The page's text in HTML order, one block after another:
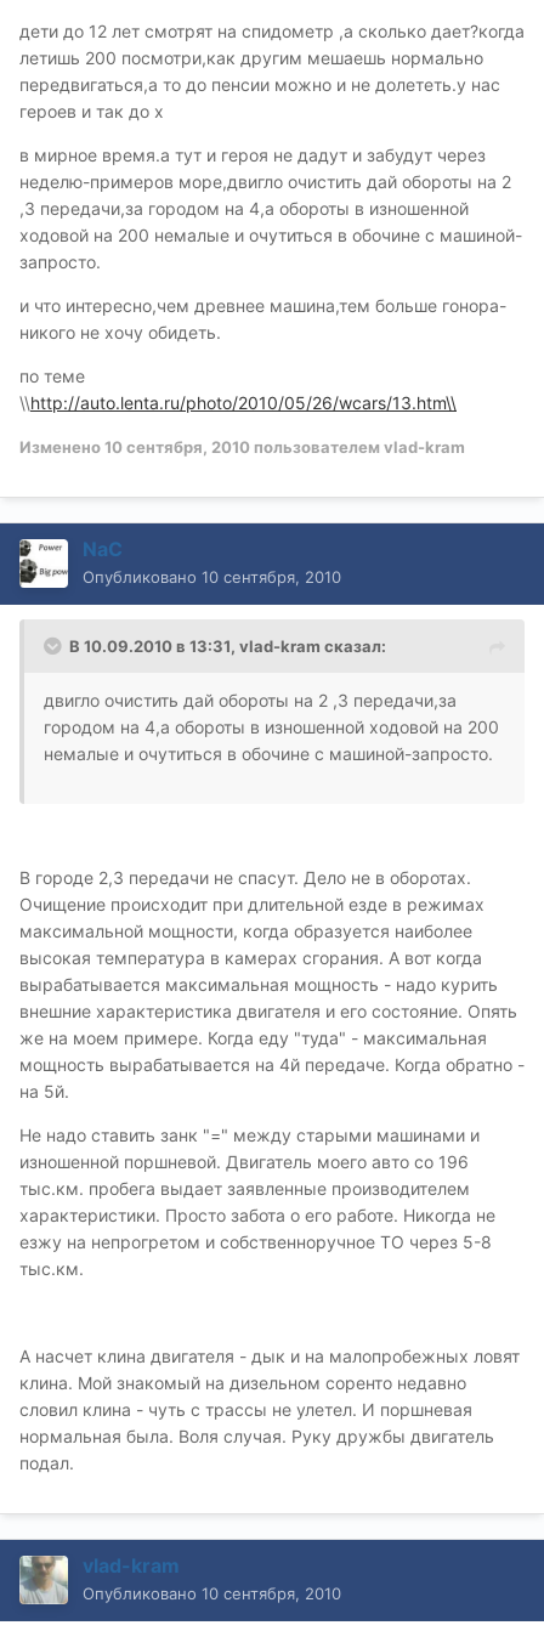
дети до 12 лет смотрят на спидометр ,а сколько дает?когда
летишь 200 посмотри,как другим мешаешь нормально
передвигаться,а то до пенсии можно и не долететь.у нас
героев и так до х
в мирное время.а тут и героя не дадут и забудут через
неделю-примеров море,двигло очистить дай обороты на 2
,3 передачи,за городом на 4,а обороты в изношенной
ходовой на 200 немалые и очутиться в обочине с машиной-
запросто.
и что интересно,чем древнее машина,тем больше гонора-
никого не хочу обидеть.
по теме
\\http://auto.lenta.ru/photo/2010/05/26/wcars/13.htm\\
Изменено10 сентября, 2010 пользователем vlad-kram
NaC
Опубликовано 10 сентября, 2010
В 10.09.2010 в 13:31, vlad-kram сказал:
двигло очистить дай обороты на 2 ,3 передачи,за
городом на 4,а обороты в изношенной ходовой на 200
немалые и очутиться в обочине с машиной-запросто.
В городе 2,3 передачи не спасут. Дело не в оборотах.
Очищение происходит при длительной езде в режимах
максимальной мощности, когда образуется наиболее
высокая температура в камерах сгорания. А вот когда
вырабатывается максимальная мощность - надо курить
внешние характеристика двигателя и его состояние. Опять
же на моем примере. Когда еду "туда" - максимальная
мощность вырабатывается на 4й передаче. Когда обратно -
на 5й.
Не надо ставить занк "=" между старыми машинами и
изношенной поршневой. Двигатель моего авто со 196
тыс.км. пробега выдает заявленные производителем
характеристики. Просто забота о его работе. Никогда не
езжу на непрогретом и собственноручное ТО через 5-8
тыс.км.
А насчет клина двигателя - дык и на малопробежных ловят
клина. Мой знакомый на дизельном соренто недавно
словил клина - чуть с трассы не улетел. И поршневая
нормальная была. Воля случая. Руку дружбы двигатель
подал.
vlad-kram
Опубликовано 10 сентября, 2010